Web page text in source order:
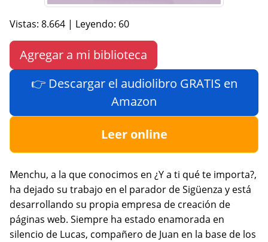
Vistas: 8.664 | Leyendo: 60
Agregar a mi biblioteca
👉 Descargar el audiolibro GRATIS en
Amazon
Leer online
Menchu, a la que conocimos en ¿Y a ti qué te importa?,
ha dejado su trabajo en el parador de Sigüenza y está
desarrollando su propia empresa de creación de
páginas web. Siempre ha estado enamorada en
silencio de Lucas, compañero de Juan en la base de los